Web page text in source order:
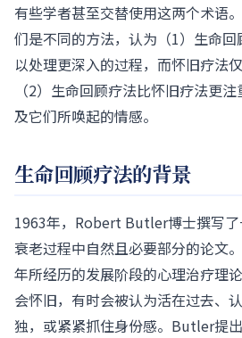
有些学者甚至交替使用这两个术语
们是不同的方法，认为（1）生命回
以处理更深入的过程，而怀旧疗法
（2）生命回顾疗法比怀旧疗法更
及它们所唤起的情感。
生命回顾疗法的背景
1963年，Robert Butler博士撰写
衰老过程中自然且必要部分的论文
年所经历的发展阶段的心理治疗理
会怀旧，有时会被认为活在过去、
独，或紧紧抓住身份感。Butler提